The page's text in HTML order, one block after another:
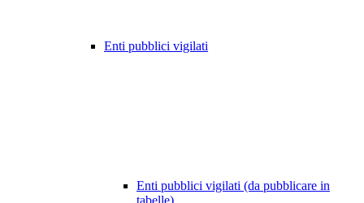
Enti pubblici vigilati
Enti pubblici vigilati (da pubblicare in